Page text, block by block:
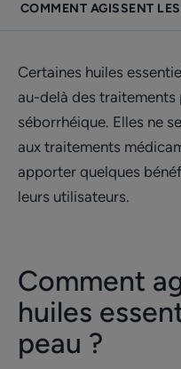
COMMENT AGISSENT
Certaines huiles
au-delà des
séborrhéique. Elles ne
aux traitements
apporter quelques
leurs utilisateurs.
Comment
huiles
peau ?